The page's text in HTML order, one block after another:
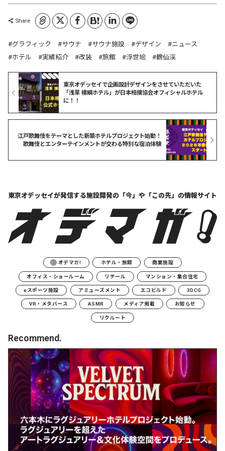
Shareコピーしました
グラフィック サウナ サウナ施設 デザイン
ニュース
ホテル
実績紹介 改装 旅館 浮世絵 鶴仙渓
東京オデッセイで企画設計デザインをさせていただいた
「浅草 横綱ホテル」が日本相撲協会オフィシャルホテル
に！！
江戸歌舞伎をテーマとした新築ホテルプロジェクト始動！
歌舞伎とエンターテインメントが交わる特別な宿泊体験
東京オデッセイが発信する施設開発の「今」や「この先」の情報サイト
オデマガ! ホテル・旅館 商業施設
オフィス・ショールーム リテール マンション・集合住宅
eスポーツ施設 アミューズメント エコビルド 3DCG
VR・メタバース ASMR メディア掲載 お知らせ
リクルート
Recommend.